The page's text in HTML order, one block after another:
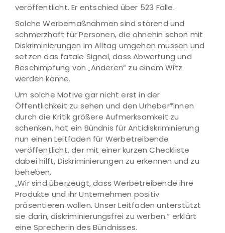
veröffentlicht. Er entschied über 523 Fälle.
Solche Werbemaßnahmen sind störend und
schmerzhaft für Personen, die ohnehin schon mit
Diskriminierungen im Alltag umgehen müssen und
setzen das fatale Signal, dass Abwertung und
Beschimpfung von „Anderen“ zu einem Witz
werden könne.
Um solche Motive gar nicht erst in der
Öffentlichkeit zu sehen und den Urheber*innen
durch die Kritik größere Aufmerksamkeit zu
schenken, hat ein Bündnis für Antidiskriminierung
nun einen Leitfaden für Werbetreibende
veröffentlicht, der mit einer kurzen Checkliste
dabei hilft, Diskriminierungen zu erkennen und zu
beheben.
„Wir sind überzeugt, dass Werbetreibende ihre
Produkte und ihr Unternehmen positiv
präsentieren wollen. Unser Leitfaden unterstützt
sie darin, diskriminierungsfrei zu werben.“ erklärt
eine Sprecherin des Bündnisses.